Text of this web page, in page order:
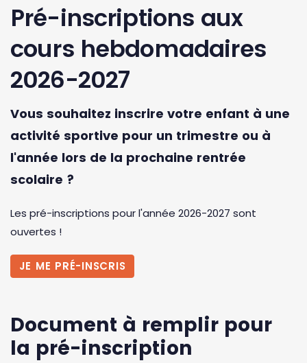
Pré-inscriptions aux
cours hebdomadaires
2026-2027
Vous souhaitez inscrire votre enfant à une
activité sportive pour un trimestre ou à
l'année lors de la prochaine rentrée
scolaire ?
Les pré-inscriptions pour l'année 2026-2027 sont
ouvertes !
JE ME PRÉ-INSCRIS
Document à remplir pour
la pré-inscription